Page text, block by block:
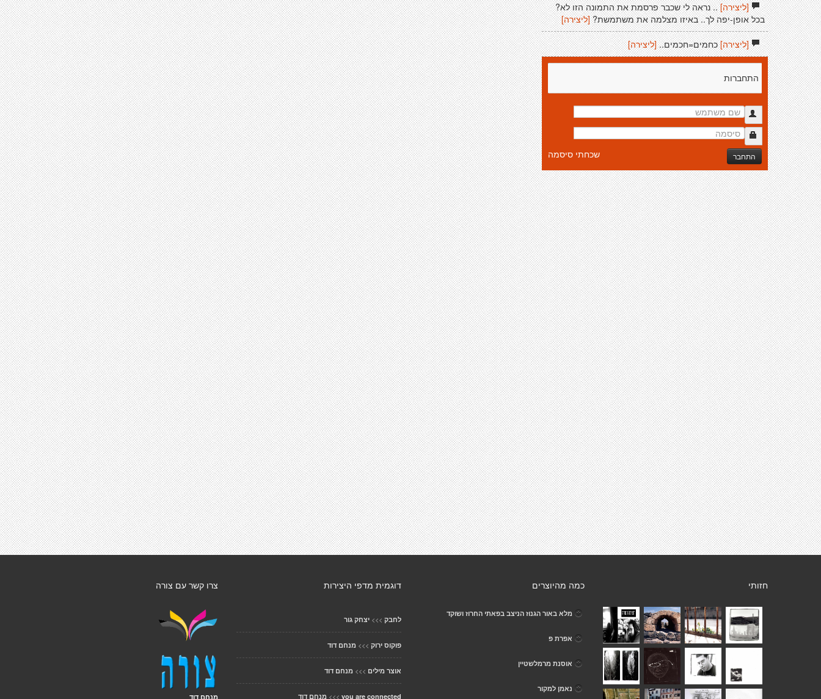
[ליצירה].. נראה לי שכבר פרסמת את התמונה הזו לא?
בכל אופן-יפה לך.. באיזו מצלמה את משתמשת? [ליצירה]
[ליצירה]כחמים=חכמים.. [ליצירה]
התחברות
התחבר שכחתי סיסמה
צרו קשר עם צורה
מנחם דוד
דוגמית מדפי היצירות
לחבק >>> יצחק גור
פוקוס ירוק >>> מנחם דוד
אוצר מילים >>> מנחם דוד
you are connected
>>> מנחם דוד
כמה מהיוצרים
מלא באור הגנוז הניצב בפאתי החרוז ושוקד
אפרת פ
אוסנת מרמלשטיין
נאמן למקור
חזותי